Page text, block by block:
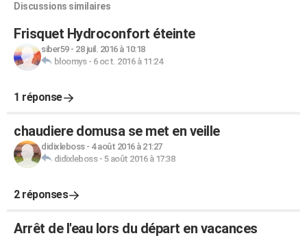
Discussions similaires
Frisquet Hydroconfort éteinte
siber59- 28 juil. 2016 à 10:18
bloomys- 6 oct. 2016 à 11:24
1 réponse
chaudiere domusa se met en veille
didixleboss- 4 août 2016 à 21:27
didixleboss- 5 août 2016 à 17:38
2 réponses
Arrêt de l'eau lors du départ en vacances